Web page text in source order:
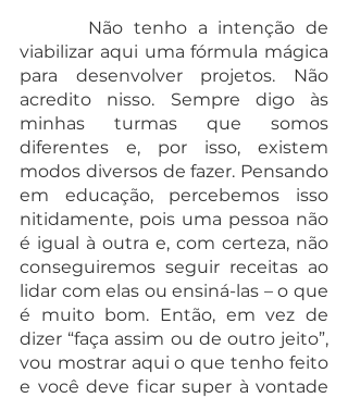
viabilizar aqui uma fórmula mágica
para desenvolver projetos. Não
acredito nisso. Sempre digo às
minhas turmas que somos
diferentes e, por isso, existem
modos diversos de fazer. Pensando
em educação, percebemos isso
nitidamente, pois uma pessoa não
é igual à outra e, com certeza, não
conseguiremos seguir receitas ao
lidar com elas ou ensiná-las – o que
é muito bom. Então, em vez de
dizer “faça assim ou de outro jeito”,
vou mostrar aqui o que tenho feito
e você deve ficar super à vontade